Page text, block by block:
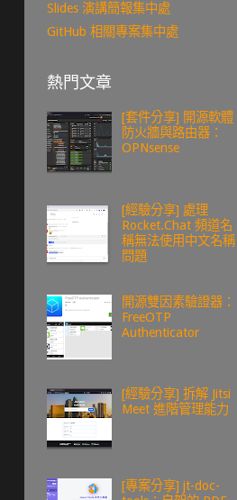
Slides 演講簡報集中處
GitHub 相關專案集中處
熱門文章
[套件分享] 開源軟體
防火牆與路由器：
OPNsense
[經驗分享] 處理
Rocket.Chat 頻道名
稱無法使用中文名稱
問題
開源雙因素驗證器：
FreeOTP
Authenticator
[經驗分享] 拆解 Jitsi
Meet 進階管理能力
[專案分享] jt-doc-